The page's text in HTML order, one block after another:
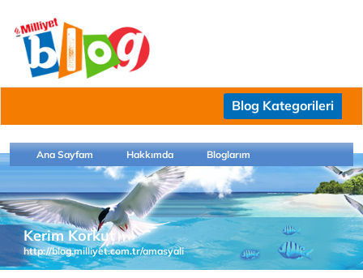
Blog Kategorileri
Ana Sayfam Hakkımda Bloglarım
Kerim Korkut
http://blog.milliyet.com.tr/amasyali